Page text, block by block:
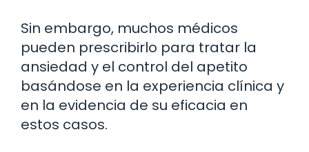
Sin embargo, muchos médicos
pueden prescribirlo para tratar la
ansiedad y el control del apetito
basándose en la experiencia clínica y
en la evidencia de su eficacia en
estos casos.